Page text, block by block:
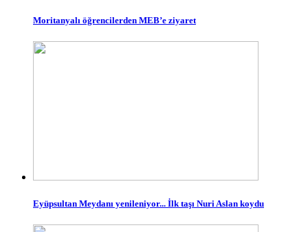
Moritanyalı öğrencilerden MEB’e ziyaret
Eyüpsultan Meydanı yenileniyor... İlk taşı Nuri Aslan koydu